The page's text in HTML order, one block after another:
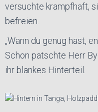
versuchte krampfhaft,
befreien.
„Wann du genug hast,
Schon patschte Herr
ihr blankes Hinterteil.